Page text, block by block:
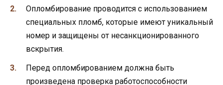
Опломбирование проводится с использованием
специальных пломб, которые имеют уникальный
номер и защищены от несанкционированного
вскрытия.
Перед опломбированием должна быть
произведена проверка работоспособности